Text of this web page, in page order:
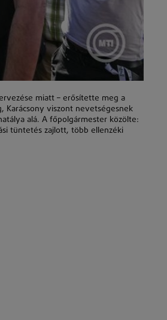
miatt – erősítette meg a
viszont nevetségesnek
alá. A főpolgármester közölte:
tüntetés zajlott, több ellenzéki